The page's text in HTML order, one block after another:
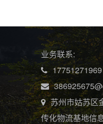
业务联系:
17751271969
苏州市姑苏区
传化物流基地信